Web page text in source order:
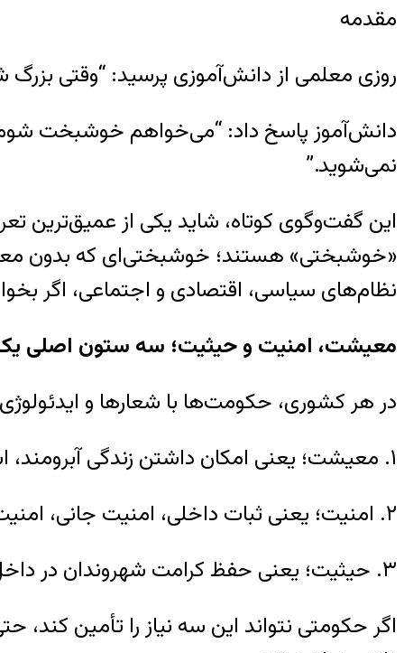
مقدمه
روزی معلمی از دانش‌آموزی پرسید: “وقتی
دانش‌آموز پاسخ داد: “می‌خواهم خوشبخت
نمی‌شوید.”
این گفت‌وگوی کوتاه، شاید یکی از عمیق‌ترین
«خوشبختی» هستند؛ خوشبختی‌ای که بدون
نظام‌های سیاسی، اقتصادی و اجتماعی، اگر
معیشت، امنیت و حیثیت؛ سه ستون اصلی
در هر کشوری، حکومت‌ها با شعارها و
۱. معیشت؛ یعنی امکان داشتن زندگی آبرومند، اشتغال، درآمد کافی، آموزش، بهداشت و رفاه نسبی.
۲. امنیت؛ یعنی ثبات داخلی، امنیت جانی، امنیت اقتصادی، امنیت سرمایه‌گذاری و آرامش روانی جامعه.
۳. حیثیت؛ یعنی حفظ کرامت شهروندان در داخل کشور و اعتبار و احترام کشور در سطح جهانی.
اگر حکومتی نتواند این سه نیاز را تأمین کند،